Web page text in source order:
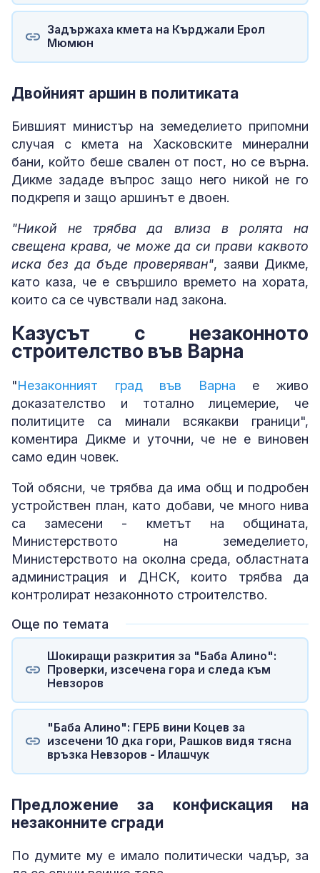
Задържаха кмета на Кърджали Ерол
Мюмюн
Двойният аршин в политиката
Бившият министър на земеделието припомни
случая с кмета на Хасковските минерални
бани, който беше свален от пост, но се върна.
Дикме зададе въпрос защо него никой не го
подкрепя и защо аршинът е двоен.
"Никой не трябва да влиза в ролята на
свещена крава, че може да си прави каквото
иска без да бъде проверяван", заяви Дикме,
като каза, че е свършило времето на хората,
които са се чувствали над закона.
Казусът с незаконното
строителство във Варна
"Незаконният град във Варна е живо
доказателство и тотално лицемерие, че
политиците са минали всякакви граници",
коментира Дикме и уточни, че не е виновен
само един човек.
Той обясни, че трябва да има общ и подробен
устройствен план, като добави, че много нива
са замесени - кметът на общината,
Министерството на земеделието,
Министерството на околна среда, областната
администрация и ДНСК, които трябва да
контролират незаконното строителство.
Още по темата
Шокиращи разкрития за "Баба Алино":
Проверки, изсечена гора и следа към
Невзоров
"Баба Алино": ГЕРБ вини Коцев за
изсечени 10 дка гори, Рашков видя тясна
връзка Невзоров - Илашчук
Предложение за конфискация на
незаконните сгради
По думите му е имало политически чадър, за